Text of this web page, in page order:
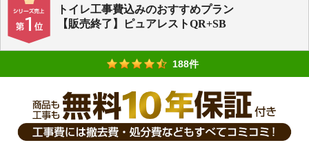
トイレ工事費込みのおすすめプラン
【販売終了】ピュアレストQR+SB
188件